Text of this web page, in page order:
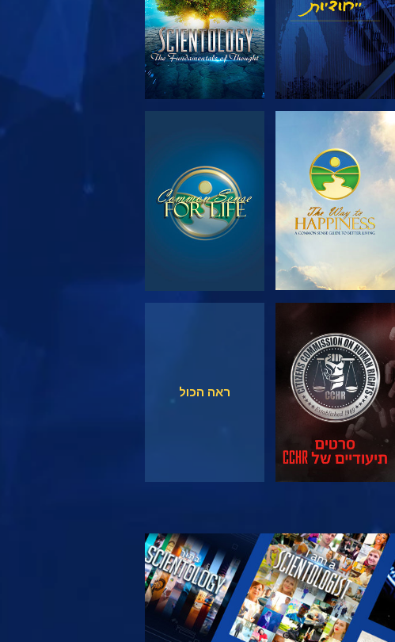
בדוק את הסדרה
צפה
בדוק את הסדרה
ראה הכול